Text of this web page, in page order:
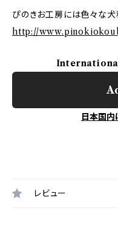
ぴのきお工房には色々な犬
http://
日本国内
レビュー